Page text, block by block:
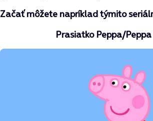
Začať môžete napríklad týmito
Prasiatko Peppa/